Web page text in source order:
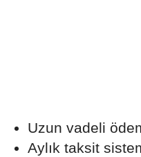
Uzun vadeli
Aylık taksit